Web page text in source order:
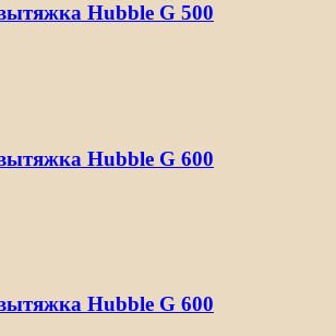
Hubble G 500
Hubble G 600
Hubble G 600